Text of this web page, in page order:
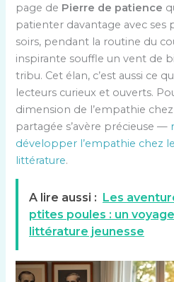
page de Pierre de patience
patienter davantage avec ses
soirs, pendant la routine du
inspirante souffle un vent de
tribu. Cet élan, c’est aussi ce
lecteurs curieux et ouverts.
dimension de l’empathie
partagée s’avère précieuse —
développer l’empathie chez
littérature.
A lire aussi : Les
ptites poules : un
littérature jeunesse